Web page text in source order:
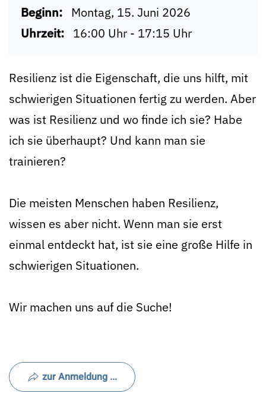
Beginn: Montag, 15. Juni 2026
Uhrzeit: 16:00 Uhr - 17:15 Uhr
Resilienz ist die Eigenschaft, die uns hilft, mit
schwierigen Situationen fertig zu werden. Aber
was ist Resilienz und wo finde ich sie? Habe
ich sie überhaupt? Und kann man sie
trainieren?
Die meisten Menschen haben Resilienz,
wissen es aber nicht. Wenn man sie erst
einmal entdeckt hat, ist sie eine große Hilfe in
schwierigen Situationen.
Wir machen uns auf die Suche!
zur Anmeldung ...